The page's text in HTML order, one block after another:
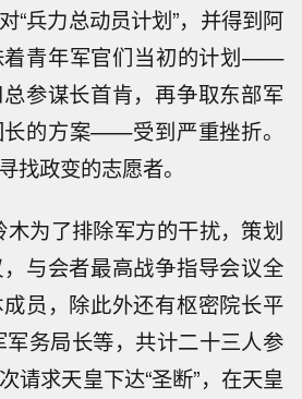
“兵力总动员计划”，并得到阿
着青年军官们当初的计划——
参谋长首肯，再争取东部军
的方案——受到严重挫折。
找政变的志愿者。
为了排除军方的干扰，策划
与会者最高战争指导会议全
员，除此外还有枢密院长平
务局长等，共计二十三人参
请求天皇下达“圣断”，在天皇